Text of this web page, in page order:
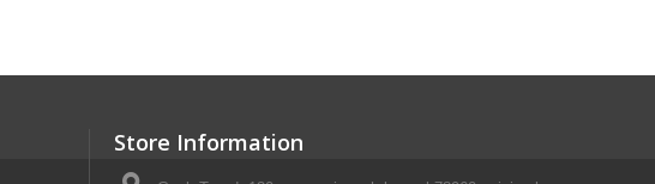
Store Information